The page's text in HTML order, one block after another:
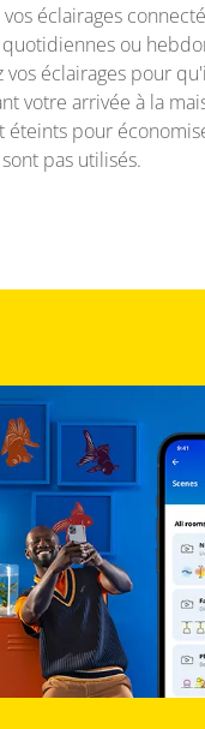
éclairages
ou
vos éclairages pour
votre arrivée à la
éteints pour
pas utilisés.